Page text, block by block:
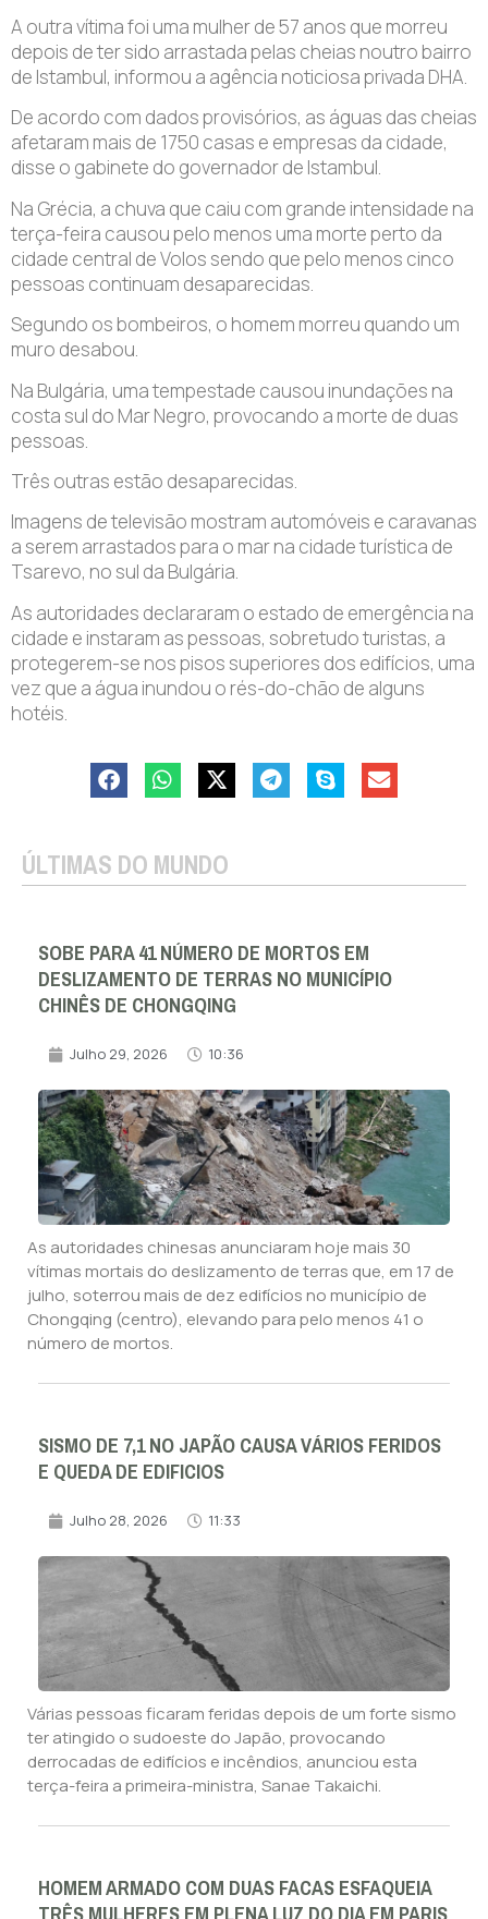
A outra vítima foi uma mulher de 57 anos que morreu
depois de ter sido arrastada pelas cheias noutro bairro
de Istambul, informou a agência noticiosa privada DHA.
De acordo com dados provisórios, as águas das cheias
afetaram mais de 1750 casas e empresas da cidade,
disse o gabinete do governador de Istambul.
Na Grécia, a chuva que caiu com grande intensidade na
terça-feira causou pelo menos uma morte perto da
cidade central de Volos sendo que pelo menos cinco
pessoas continuam desaparecidas.
Segundo os bombeiros, o homem morreu quando um
muro desabou.
Na Bulgária, uma tempestade causou inundações na
costa sul do Mar Negro, provocando a morte de duas
pessoas.
Três outras estão desaparecidas.
Imagens de televisão mostram automóveis e caravanas
a serem arrastados para o mar na cidade turística de
Tsarevo, no sul da Bulgária.
As autoridades declararam o estado de emergência na
cidade e instaram as pessoas, sobretudo turistas, a
protegerem-se nos pisos superiores dos edifícios, uma
vez que a água inundou o rés-do-chão de alguns
hotéis.
ÚLTIMAS DO MUNDO
SOBE PARA 41 NÚMERO DE MORTOS EM
DESLIZAMENTO DE TERRAS NO MUNICÍPIO
CHINÊS DE CHONGQING
Julho 29, 2026 10:36
As autoridades chinesas anunciaram hoje mais 30
vítimas mortais do deslizamento de terras que, em 17 de
julho, soterrou mais de dez edifícios no município de
Chongqing (centro), elevando para pelo menos 41 o
número de mortos.
SISMO DE 7,1 NO JAPÃO CAUSA VÁRIOS FERIDOS
E QUEDA DE EDIFICIOS
Julho 28, 2026 11:33
Várias pessoas ficaram feridas depois de um forte sismo
ter atingido o sudoeste do Japão, provocando
derrocadas de edifícios e incêndios, anunciou esta
terça-feira a primeira-ministra, Sanae Takaichi.
HOMEM ARMADO COM DUAS FACAS ESFAQUEIA